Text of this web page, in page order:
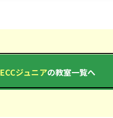
ECCジュニアの教室一覧へ